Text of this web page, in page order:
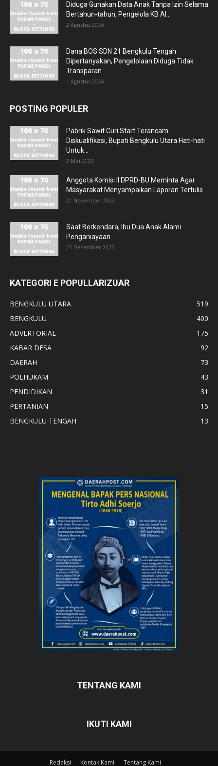
Diduga Gunakan Data Anak Tanpa Izin Selama
Bertahun-tahun, Pengelola KB Al...
2 Agustus 2026
Dana BOS SDN 21 Bengkulu Tengah
Dipertanyakan, Pengelolaan Diduga Tidak
Transparan
1 Agustus 2026
POSTING POPULER
Pabrik Sawit Curi Start Terancam
Diskualifikasi, Bupati Bengkulu Utara Hati-hati
Untuk...
2 Mei 2025
Anggota Komisi II DPRD-BU Meminta Agar
Masyarakat Menyampaikan Laporan Tertulis
21 November 2023
Saat Berkendara, Ibu Dua Anak Alami
Penganiayaan
25 Desember 2023
KATEGORI E POPULLARIZUAR
BENGKULU UTARA
519
BENGKULU
400
ADVERTORIAL
175
KABAR DESA
92
DAERAH
73
POLHUKAM
43
PENDIDIKAN
31
PERTANIAN
15
BENGKULU TENGAH
13
TENTANG KAMI
IKUTI KAMI
Redaksi Kontak Kami Tentang Kami